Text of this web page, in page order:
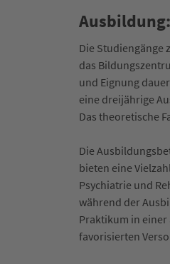
Die Studiengänge
das
und Eignung
eine dreijährige
Das theoretische
Die
bieten eine
Psychiatrie und
während der
Praktikum in
favorisierten